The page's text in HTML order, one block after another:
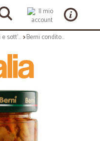
Sott'oli e sott'aceti vari Berni conditoast - gr.300